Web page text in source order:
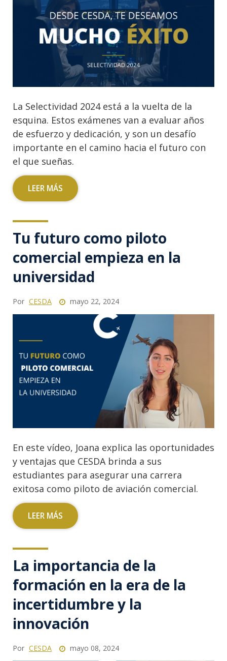
La Selectividad 2024 está a la vuelta de la
esquina. Estos exámenes van a evaluar años
de esfuerzo y dedicación, y son un desafío
importante en el camino hacia el futuro con
el que sueñas.
LEER MÁS
Tu futuro como piloto
comercial empieza en la
universidad
Por CESDA mayo 22, 2024
En este vídeo, Joana explica las oportunidades
y ventajas que CESDA brinda a sus
estudiantes para asegurar una carrera
exitosa como piloto de aviación comercial.
LEER MÁS
La importancia de la
formación en la era de la
incertidumbre y la
innovación
Por CESDA mayo 08, 2024